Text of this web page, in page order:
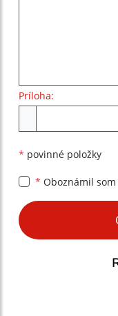
Príloha:
* povinné položky
* Oboznámil som
Google reCaptcha